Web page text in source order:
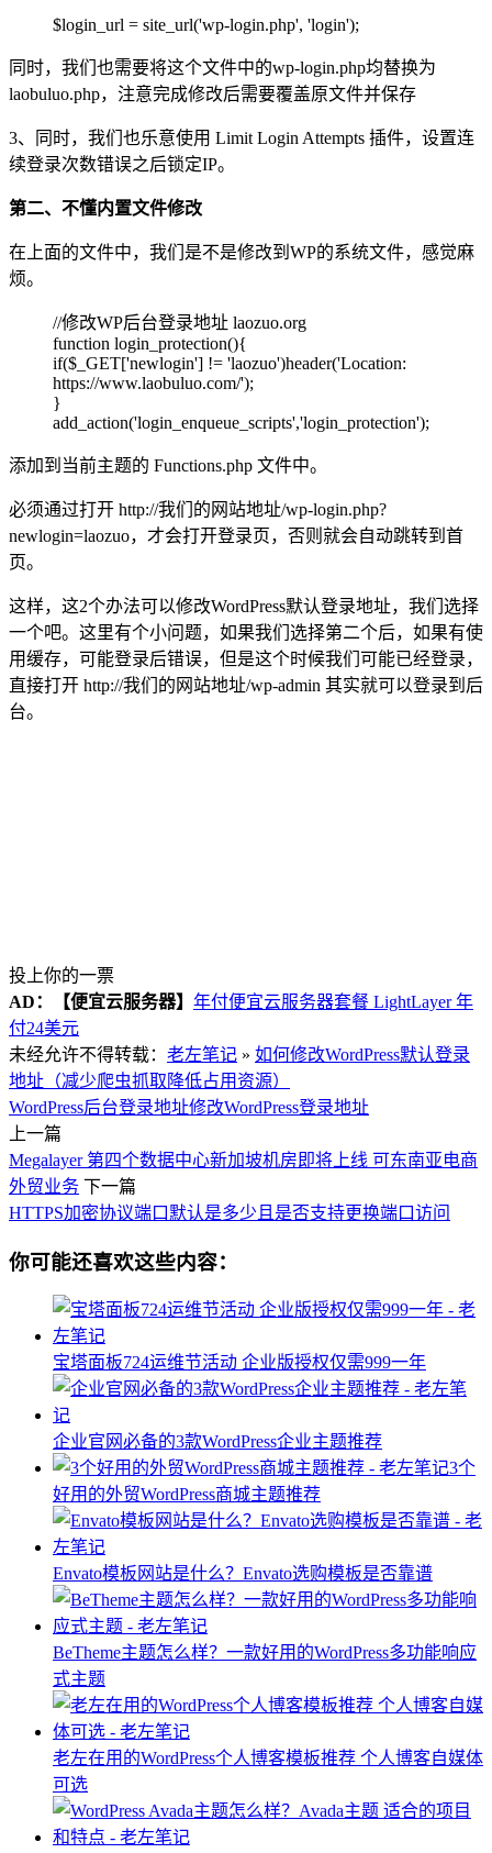
$login_url = site_url('wp-login.php', 'login');
同时，我们也需要将这个文件中的wp-login.php均替换为
laobuluo.php，注意完成修改后需要覆盖原文件并保存
3、同时，我们也乐意使用 Limit Login Attempts 插件，设置连
续登录次数错误之后锁定IP。
第二、不懂内置文件修改
在上面的文件中，我们是不是修改到WP的系统文件，感觉麻
烦。
//修改WP后台登录地址 laozuo.org
function login_protection(){
if($_GET['newlogin'] != 'laozuo')header('Location:
https://www.laobuluo.com/');
}
add_action('login_enqueue_scripts','login_protection');
添加到当前主题的 Functions.php 文件中。
必须通过打开 http://我们的网站地址/wp-login.php?
newlogin=laozuo，才会打开登录页，否则就会自动跳转到首
页。
这样，这2个办法可以修改WordPress默认登录地址，我们选择
一个吧。这里有个小问题，如果我们选择第二个后，如果有使
用缓存，可能登录后错误，但是这个时候我们可能已经登录，
直接打开 http://我们的网站地址/wp-admin 其实就可以登录到后
台。
投上你的一票
AD：
【便宜云服务器】 年付便宜云服务器套餐 LightLayer 年
付24美元
未经允许不得转载： 老左笔记 » 如何修改WordPress默认登录
地址（减少爬虫抓取降低占用资源）
WordPress后台登录地址修改WordPress登录地址
上一篇
Megalayer 第四个数据中心新加坡机房即将上线 可东南亚电商
外贸业务 下一篇
HTTPS加密协议端口默认是多少且是否支持更换端口访问
你可能还喜欢这些内容：
宝塔面板724运维节活动 企业版授权仅需999一年
企业官网必备的3款WordPress企业主题推荐
3个
好用的外贸WordPress商城主题推荐
Envato模板网站是什么？Envato选购模板是否靠谱
BeTheme主题怎么样？一款好用的WordPress多功能响应
式主题
老左在用的WordPress个人博客模板推荐 个人博客自媒体
可选